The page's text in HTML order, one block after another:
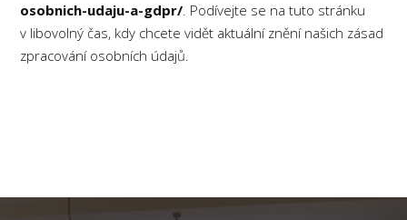
osobnich-udaju-a-gdpr/. Podívejte se na tuto stránku
v libovolný čas, kdy chcete vidět aktuální znění našich zásad
zpracování osobních údajů.